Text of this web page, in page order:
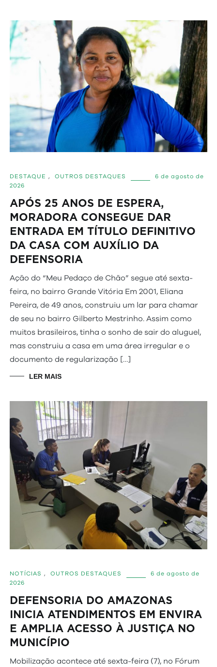
DESTAQUE , OUTROS DESTAQUES
6 de agosto de
2026
APÓS 25 ANOS DE ESPERA,
MORADORA CONSEGUE DAR
ENTRADA EM TÍTULO DEFINITIVO
DA CASA COM AUXÍLIO DA
DEFENSORIA
Ação do “Meu Pedaço de Chão” segue até sexta-
feira, no bairro Grande Vitória Em 2001, Eliana
Pereira, de 49 anos, construiu um lar para chamar
de seu no bairro Gilberto Mestrinho. Assim como
muitos brasileiros, tinha o sonho de sair do aluguel,
mas construiu a casa em uma área irregular e o
documento de regularização […]
LER MAIS
NOTÍCIAS , OUTROS DESTAQUES
6 de agosto de
2026
DEFENSORIA DO AMAZONAS
INICIA ATENDIMENTOS EM ENVIRA
E AMPLIA ACESSO À JUSTIÇA NO
MUNICÍPIO
Mobilização acontece até sexta-feira (7), no Fórum